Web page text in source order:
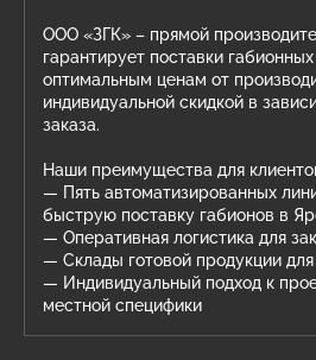
ООО «ЗГК» – прямой
гарантирует поставки
оптимальным ценам от
индивидуальной скидкой в
заказа.
Наши преимущества для
— Пять автоматизированных
быструю поставку габионов в
— Оперативная логистика для
— Склады готовой продукции
— Индивидуальный подход к
местной специфики